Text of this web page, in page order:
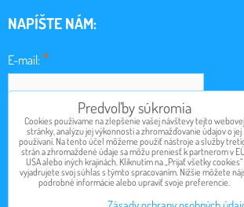
NAPÍŠTE NÁM:
E-mail:*
Obsah:*
Predvoľby súkromia
Cookies používame na zlepšenie vašej návštevy tejto webovej
stránky, analýzu jej výkonnosti a zhromažďovanie údajov o jej
používaní. Na tento účel môžeme použiť nástroje a služby
strán a zhromaždené údaje sa môžu preniesť k partnerom v
USA alebo iných krajinách. Kliknutím na „Prijať všetky cookies“
vyjadrujete svoj súhlas s týmto spracovaním. Nižšie môžete
podrobné informácie alebo upraviť svoje preferencie.